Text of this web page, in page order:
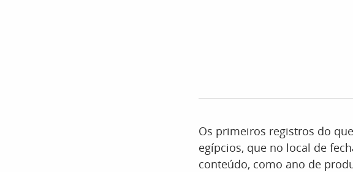
Os primeiros registros do
egípcios, que no local de
conteúdo, como ano de